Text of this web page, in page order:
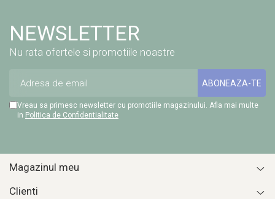
NEWSLETTER
Nu rata ofertele si promotiile noastre
Vreau sa primesc newsletter cu promotiile magazinului. Afla mai multe
in Politica de Confidentialitate
Magazinul meu
Clienti